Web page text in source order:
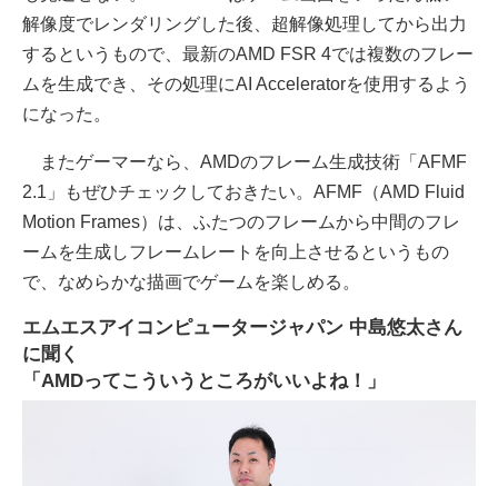
解像度でレンダリングした後、超解像処理してから出力
するというもので、最新のAMD FSR 4では複数のフレー
ムを生成でき、その処理にAI Acceleratorを使用するよう
になった。
またゲーマーなら、AMDのフレーム生成技術「AFMF
2.1」もぜひチェックしておきたい。AFMF（AMD Fluid
Motion Frames）は、ふたつのフレームから中間のフレ
ームを生成しフレームレートを向上させるというもの
で、なめらかな描画でゲームを楽しめる。
エムエスアイコンピュータージャパン 中島悠太さん
に聞く
「AMDってこういうところがいいよね！」